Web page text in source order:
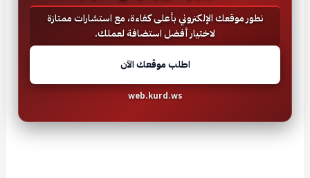
نطور موقعك الإلكتروني بأعلى كفاءة، مع استشارات ممتازة
لاختيار أفضل استضافة لعملك.
اطلب موقعك الآن
web.kurd.ws